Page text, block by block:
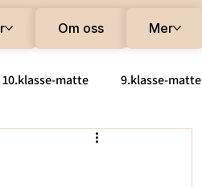
Om oss Mer
10.klasse-matte 9.klasse-matte